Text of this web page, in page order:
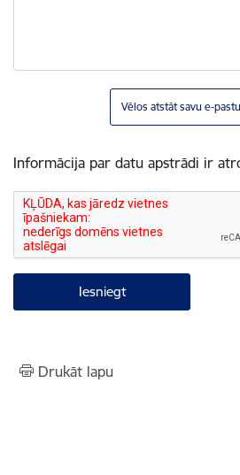
Vēlos atstāt savu e-
Informācija par datu apstrādi ir
Drukāt lapu